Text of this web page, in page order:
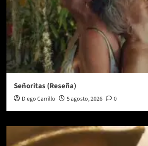
Señoritas (Reseña)
Diego Carrillo 5 agosto, 2026 0